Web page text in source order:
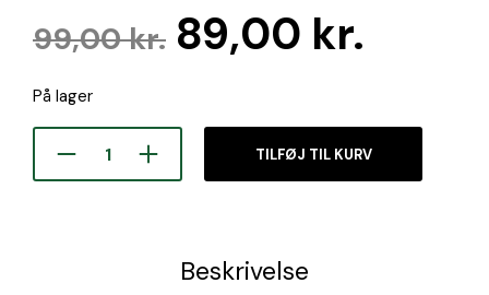
99,00kr. Den
pris
89,00 kr.
pris
er:
På lager
TILFØJ TIL KURV
Beskrivelse